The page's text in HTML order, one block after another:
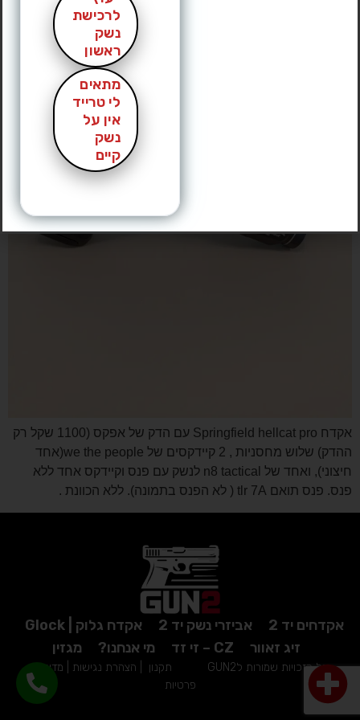
אקדח Springfield hellcat pro עם הדק של אפקס (1100 שקל רק
ההדק) שלוש מחסניות , 2 קיידקסים של we the people(אחד
חיצוני), ואחד של n8 tactical לנשק עם פנס וקיידקס אחד ללא
פנס. פנס תואם tlr 7A ( לא הפנס בתמונה). ללא הכוונת .
אקדחים יד 2 אביזרי נשק יד 2
אקדח גלוק | Glock
זיג זאוור
CZ – זי זד מי אנחנו? מגזין
כל הזכויות שמורות לGUN2 תקנון הצהרת נגישות
מדיניות
פרטיות
לרכישת
נשק
ראשון
מתאים
לי טרייד
אין על
נשק
קיים